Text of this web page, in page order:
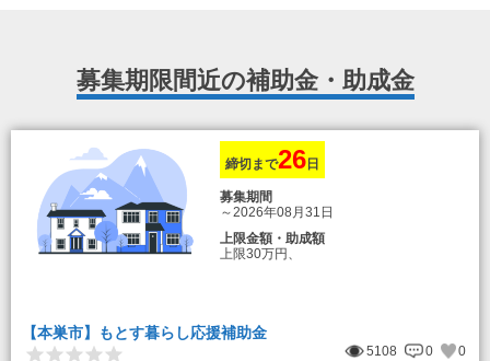
募集期限間近の補助金・助成金
締切まで26日
募集期間
～2026年08月31日
上限金額・助成額
上限30万円、
【本巣市】もとす暮らし応援補助金
5108 0
0